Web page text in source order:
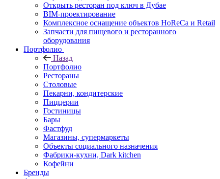
Открыть ресторан под ключ в Дубае
BIM-проектирование
Комплексное оснащение объектов HoReCa и Retail
Запчасти для пищевого и ресторанного
оборудования
Портфолио
Назад
Портфолио
Рестораны
Столовые
Пекарни, кондитерские
Пиццерии
Гостиницы
Бары
Фастфуд
Магазины, супермаркеты
Объекты социального назначения
Фабрики-кухни, Dark kitchen
Кофейни
Бренды